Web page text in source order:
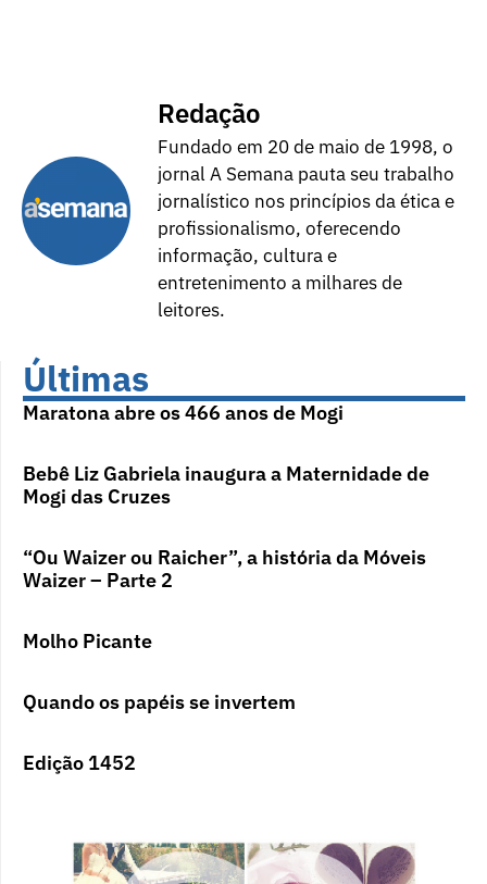
Redação
Fundado em 20 de maio de 1998, o
jornal A Semana pauta seu trabalho
jornalístico nos princípios da ética e
profissionalismo, oferecendo
informação, cultura e
entretenimento a milhares de
leitores.
Últimas
Maratona abre os 466 anos de Mogi
Bebê Liz Gabriela inaugura a Maternidade de
Mogi das Cruzes
“Ou Waizer ou Raicher”, a história da Móveis
Waizer – Parte 2
Molho Picante
Quando os papéis se invertem
Edição 1452